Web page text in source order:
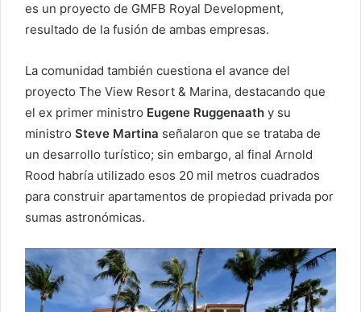
es un proyecto de GMFB Royal Development,
resultado de la fusión de ambas empresas.
La comunidad también cuestiona el avance del
proyecto The View Resort & Marina, destacando que
el ex primer ministro Eugene Ruggenaath y su
ministro Steve Martina señalaron que se trataba de
un desarrollo turístico; sin embargo, al final Arnold
Rood habría utilizado esos 20 mil metros cuadrados
para construir apartamentos de propiedad privada por
sumas astronómicas.